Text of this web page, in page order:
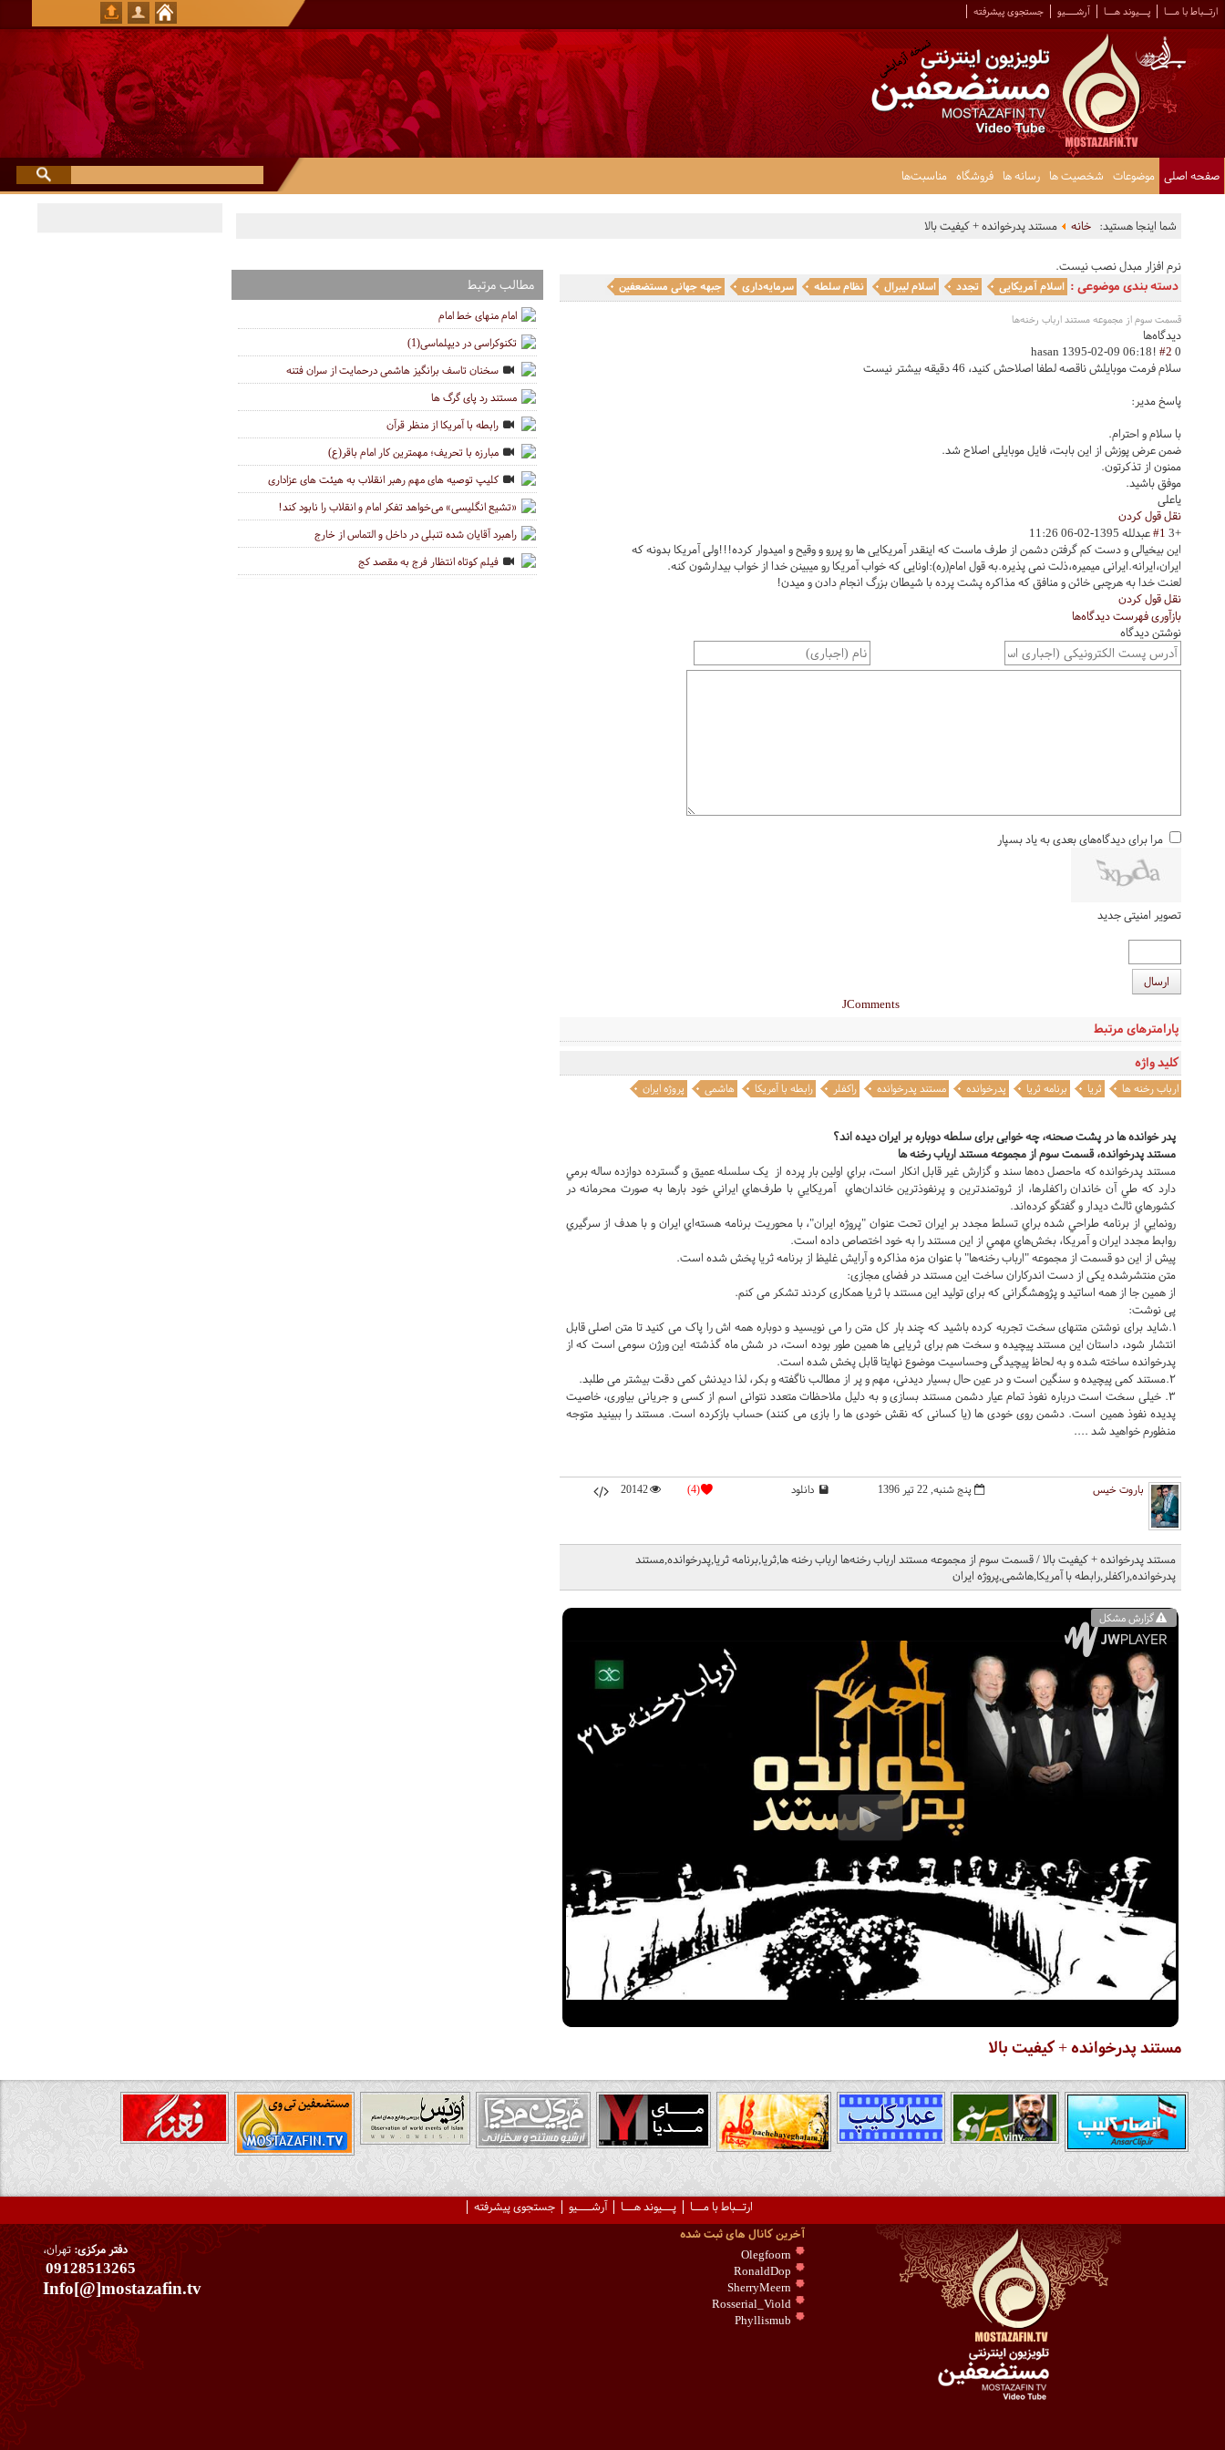
ارتــباط با مـــا پـــیوند هـــا آرشــــیو جستجوی پیشرفته
صفحه اصلی موضوعات شخصیت ها رسانه ها فروشگاه مناسبت‌ها
شما اینجا هستید: خانه مستند پدرخوانده + کیفیت بالا
نرم افزار مبدل نصب نیست.
مطالب مرتبط
امام منهای خط امام
تکنوکراسی در دیپلماسی(1)
سخنان تاسف برانگیز هاشمی درحمایت از سران فتنه
مستند رد پای گرگ ها
رابطه با آمریکا از منظر قرآن
مبارزه با تحریف؛ مهمترین کار امام باقر(ع)
کلیپ توصیه های مهم رهبر انقلاب به هیئت های عزاداری
«تشیع انگلیسی» می‌خواهد تفکر امام و انقلاب را نابود کند!
راهبرد آقایان شده تنبلی در داخل و التماس از خارج
فیلم کوتاه انتظار فرج به مقصد کج
دسته بندی موضوعی : اسلام آمریکایی تجدد اسلام لیبرال نظام سلطه سرمایه‌داری جبهه جهانی مستضعفین
قسمت سوم از مجموعه مستند ارباب رخنه‌ها
مستند پدرخوانده + کیفیت بالا
گزارش مشکل
مستند پدرخوانده + کیفیت بالا / قسمت سوم از مجموعه مستند ارباب رخنه‌ها ارباب رخنه ها,ثریا,برنامه ثریا,پدرخوانده,مستند
پدرخوانده,راکفلر,رابطه با آمریکا,هاشمی,پروژه ایران
باروت خیس پنج شنبه, 22 تیر 1396 دانلود (4)
20142
پدر خوانده ها در پشت صحنه، چه خوابی برای سلطه دوباره بر ایران دیده اند؟
مستند پدرخوانده، قسمت سوم از مجموعه مستند ارباب رخنه ها
مستند پدرخوانده که ماحصل ده‌ها سند و گزارش غير قابل انکار است، براي اولين بار پرده از يک سلسله عميق و گسترده دوازده ساله برمي
دارد که طي آن خاندان راکفلرها، از ثروتمندترين و پرنفوذترين خاندان‌هاي آمريکايي با طرف‌هاي ايراني خود بارها به صورت محرمانه در
کشورهاي ثالث ديدار و گفتگو کرده‌اند.
رونمايي از برنامه طراحي شده براي تسلط مجدد بر ايران تحت عنوان "پروژه ايران"، با محوريت برنامه هسته‌اي ايران و با هدف از سرگيري
روابط مجدد ايران و آمريکا، بخش‌هاي مهمي از اين مستند را به خود اختصاص داده است.
پيش از اين دو قسمت از مجموعه "ارباب رخنه‌ها" با عنوان مزه مذاکره و آرايش غليظ از برنامه ثريا پخش شده است.
متن منتشرشده یکی از دست اندرکاران ساخت این مستند در فضای مجازی:
از همین جا از همه اساتید و پژوهشگرانی که برای تولید این مستند با ثریا همکاری کردند تشکر می کنم.
پی نوشت:
۱.شاید برای نوشتن متنهای سخت تجربه کرده باشید که چند بار کل متن را می نویسید و دوباره همه اش را پاک می کنید تا متن اصلی قابل
انتشار شود، داستان این مستند پیچیده و سخت هم برای ثریایی ها همین طور بوده است، در شش ماه گذشته این ورژن سومی است که از
پدرخوانده ساخته شده و به لحاظ پیچیدگی و‌حساسیت موضوع نهایتا قابل پخش شده است.
۲.مستند کمی پیچیده و سنگین است و در عین حال بسیار دیدنی، مهم و پر از مطالب ناگفته و ‌بکر، لذا دیدنش کمی دقت بیشتر می طلبد.
۳. خیلی سخت است درباره نفوذ تمام عیار دشمن مستند بسازی و به دلیل ملاحظات متعدد نتوانی اسم از کسی و جریانی بیاوری، خاصیت
پدیده نفوذ همین است. دشمن روی خودی ها (یا کسانی که نقش خودی ها را بازی می کنند) حساب بازکرده است. مستند را ببینید متوجه
منظورم خواهید شد ....
کلید واژه
ارباب رخنه ها ثریا برنامه ثریا پدرخوانده مستند پدرخوانده راکفلر رابطه با آمریکا هاشمی پروژه ایران
پارامترهای مرتبط
دیدگاه‌ها
0
#2
!hasan
1395-02-09 06:18
سلام فرمت موبایلش ناقصه لطفا اصلاحش کنید، 46 دقیقه بیشتر نیست
پاسخ مدیر:
با سلام و احترام.
ضمن عرض پوزش از این بابت، فایل موبایلی اصلاح شد.
ممنون از تذکرتون.
موفق باشید.
یاعلی
نقل قول کردن
+3
#1عبدلله 1395-02-06 11:26
این بیخیالی و دست کم گرفتن دشمن از طرف ماست که اینقدر آمریکایی ها رو پررو و وقیح و امیدوار کرده!!!ولی آمریکا بدونه که
ایران،ایرانه.ایرانی میمیره،ذلت نمی پذیره.به قول امام(ره):اونایی که خواب آمریکا رو میبینن خدا از خواب بیدارشون کنه.
لعنت خدا به هرچبی خائن و منافق که مذاکره پشت پرده با شیطان بزرگ انجام دادن و میدن!
نقل قول کردن
بازآوری فهرست دیدگاه‌ها
نوشتن دیدگاه
مرا برای دیدگاه‌های بعدی به یاد بسپار
تصویر امنیتی جدید
ارسال
JComments
ارتــباط با مـــا پـــیوند هـــا آرشــــیو جستجوی پیشرفته
دفتر مرکزی:تهران،
09128513265
Info[@]mostazafin.tv
آخرین کانال های ثبت شده
Olegfoorn
RonaldDop
SherryMeern
Rosserial_Viold
Phyllismub